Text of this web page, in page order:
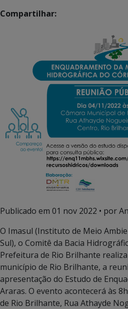
Compartilhar:
Publicado em 01 nov 2022 • por
O Imasul (Instituto de Meio
Sul), o Comitê da Bacia
Prefeitura de Rio Brilhante
município de Rio Brilhante, a
apresentação do Estudo de
Araras. O evento acontecerá às
de Rio Brilhante, Rua Athayde